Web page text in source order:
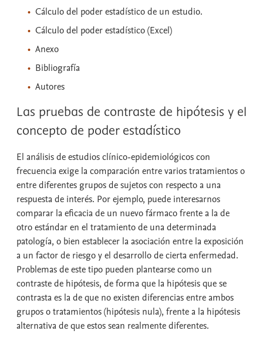
Cálculo del poder estadístico de un estudio.
Cálculo del poder estadístico (Excel)
Anexo
Bibliografía
Autores
Las pruebas de contraste de hipótesis y el
concepto de poder estadístico
El análisis de estudios clínico-epidemiológicos con
frecuencia exige la comparación entre varios tratamientos o
entre diferentes grupos de sujetos con respecto a una
respuesta de interés. Por ejemplo, puede interesarnos
comparar la eficacia de un nuevo fármaco frente a la de
otro estándar en el tratamiento de una determinada
patología, o bien establecer la asociación entre la exposición
a un factor de riesgo y el desarrollo de cierta enfermedad.
Problemas de este tipo pueden plantearse como un
contraste de hipótesis, de forma que la hipótesis que se
contrasta es la de que no existen diferencias entre ambos
grupos o tratamientos (hipótesis nula), frente a la hipótesis
alternativade que estos sean realmente diferentes.